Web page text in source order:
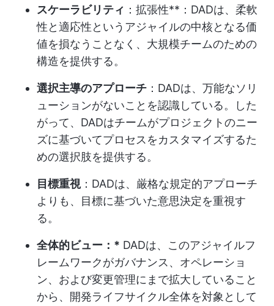
スケーラビリティ ：拡張性**：DADは、柔軟
性と適応性というアジャイルの中核となる価
値を損なうことなく、大規模チームのための
構造を提供する。
選択主導のアプローチ ：DADは、万能なソリ
ューションがないことを認識している。した
がって、DADはチームがプロジェクトのニー
ズに基づいてプロセスをカスタマイズするた
めの選択肢を提供する。
目標重視：DADは、厳格な規定的アプローチ
よりも、目標に基づいた意思決定を重視す
る。
全体的ビュー：* DADは、このアジャイルフ
レームワークがガバナンス、オペレーショ
ン、および変更管理にまで拡大していること
から、開発ライフサイクル全体を対象として